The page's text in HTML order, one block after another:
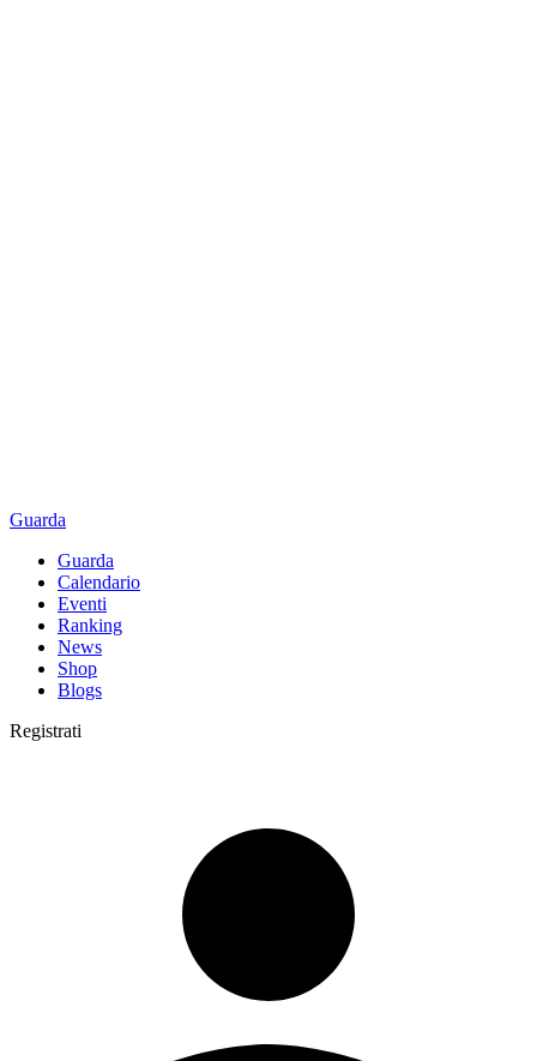
Guarda
Guarda
Calendario
Eventi
Ranking
News
Shop
Blogs
Registrati